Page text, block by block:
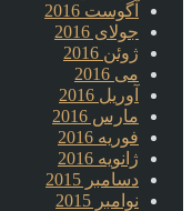
آگوست 2016
جولای 2016
ژوئن 2016
می 2016
آوریل 2016
مارس 2016
فوریه 2016
ژانویه 2016
دسامبر 2015
نوامبر 2015